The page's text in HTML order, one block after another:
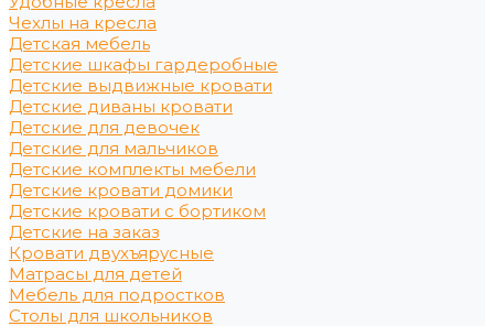
Чехлы на кресла
Детская мебель
Детские шкафы гардеробные
Детские выдвижные кровати
Детские диваны кровати
Детские для девочек
Детские для мальчиков
Детские комплекты мебели
Детские кровати домики
Детские кровати с бортиком
Детские на заказ
Кровати двухъярусные
Матрасы для детей
Мебель для подростков
Столы для школьников